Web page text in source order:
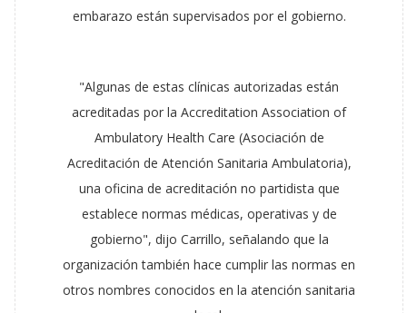
embarazo están supervisados por el gobierno.
"Algunas de estas clínicas autorizadas están
acreditadas por la Accreditation Association of
Ambulatory Health Care (Asociación de
Acreditación de Atención Sanitaria Ambulatoria),
una oficina de acreditación no partidista que
establece normas médicas, operativas y de
gobierno", dijo Carrillo, señalando que la
organización también hace cumplir las normas en
otros nombres conocidos en la atención sanitaria